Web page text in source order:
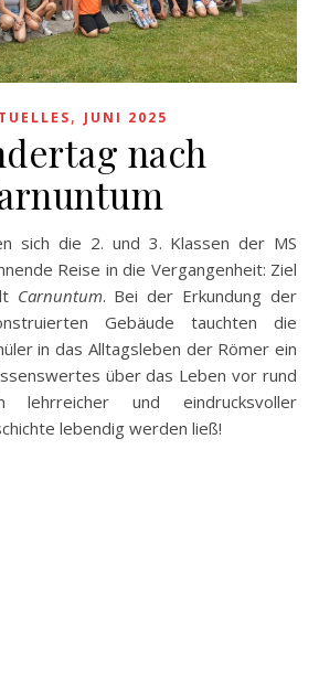
, JUNI 2025
nach
Reise in die Vergangenheit: Ziel
Carnuntum. Bei der Erkundung der
Gebäude tauchten die
in das Alltagsleben der Römer ein
über das Leben vor rund
lehrreicher und eindrucksvoller
lebendig werden ließ!